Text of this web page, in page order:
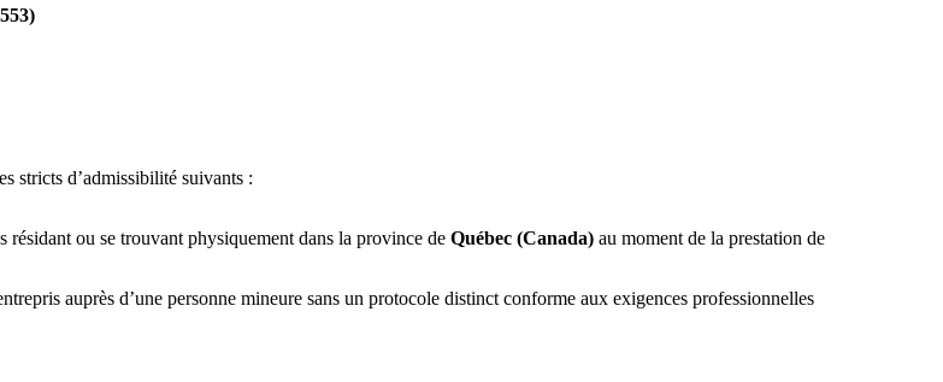
stricts d’admissibilité suivants :
résidant ou se trouvant physiquement dans la province de Québec (Canada) au moment de la prestation de
auprès d’une personne mineure sans un protocole distinct conforme aux exigences professionnelles